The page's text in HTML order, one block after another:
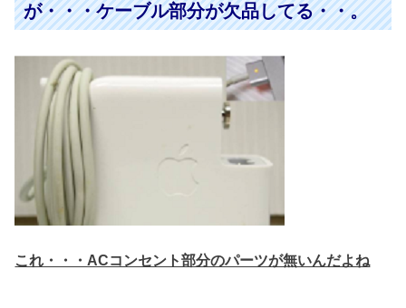
が・・・ケーブル部分が欠品してる・・。
これ・・・ACコンセント部分のパーツが無いんだよね